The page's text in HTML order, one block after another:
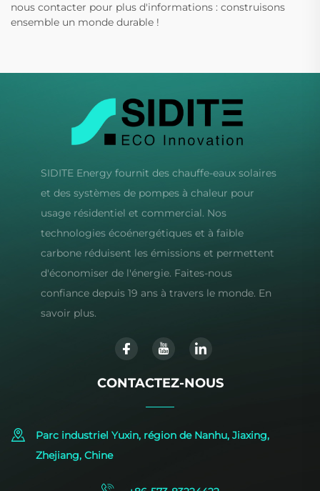
nous contacter pour plus d'informations : construisons
ensemble un monde durable !
SIDITE Energy fournit des chauffe-eaux solaires
et des systèmes de pompes à chaleur pour
usage résidentiel et commercial. Nos
technologies écoénergétiques et à faible
carbone réduisent les émissions et permettent
d'économiser de l'énergie. Faites-nous
confiance depuis 19 ans à travers le monde. En
savoir plus.
CONTACTEZ-NOUS
Parc industriel Yuxin, région de Nanhu, Jiaxing,
Zhejiang, Chine